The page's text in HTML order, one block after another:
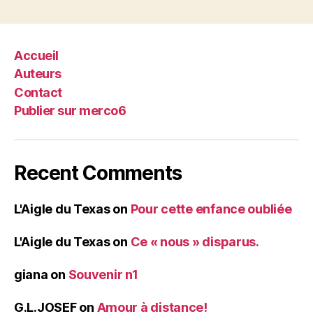
Accueil
Auteurs
Contact
Publier sur merco6
Recent Comments
L'Aigle du Texason Pour cette enfance oubliée
L'Aigle du Texason Ce « nous » disparus.
giana on Souvenir n1
G.L.JOSEFon Amour à distance!